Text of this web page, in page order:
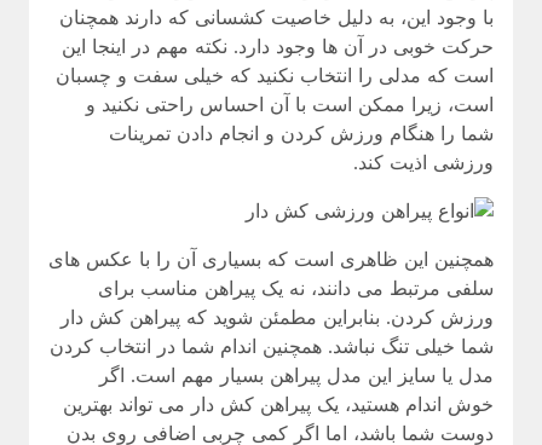
با وجود این، به دلیل خاصیت کشسانی که دارند همچنان
حرکت خوبی در آن ها وجود دارد. نکته مهم در اینجا این
است که مدلی را انتخاب نکنید که خیلی سفت و چسبان
است، زیرا ممکن است با آن احساس راحتی نکنید و
شما را هنگام ورزش کردن و انجام دادن تمرینات
ورزشی اذیت کند.
همچنین این ظاهری است که بسیاری آن را با عکس های
سلفی مرتبط می دانند، نه یک پیراهن مناسب برای
ورزش کردن. بنابراین مطمئن شوید که پیراهن کش دار
شما خیلی تنگ نباشد. همچنین اندام شما در انتخاب کردن
مدل یا سایز این مدل پیراهن بسیار مهم است. اگر
خوش اندام هستید، یک پیراهن کش دار می تواند بهترین
دوست شما باشد، اما اگر کمی چربی اضافی روی بدن